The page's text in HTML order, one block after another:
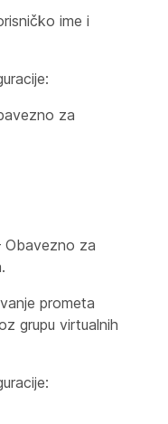
ime i
za
Obavezno za
prometa
grupu virtualnih